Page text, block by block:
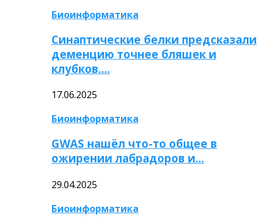
Биоинформатика
Синаптические белки предсказали
деменцию точнее бляшек и
клубков….
17.06.2025
Биоинформатика
GWAS нашёл что-то общее в
ожирении лабрадоров и…
29.04.2025
Биоинформатика